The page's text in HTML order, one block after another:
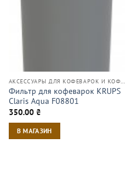
АКСЕССУАРЫ ДЛЯ КОФЕВАРОК И КОФЕМАШИН
Фильтр для кофеварок KRUPS
Claris Aqua F08801
350.00 ₴
В МАГАЗИН